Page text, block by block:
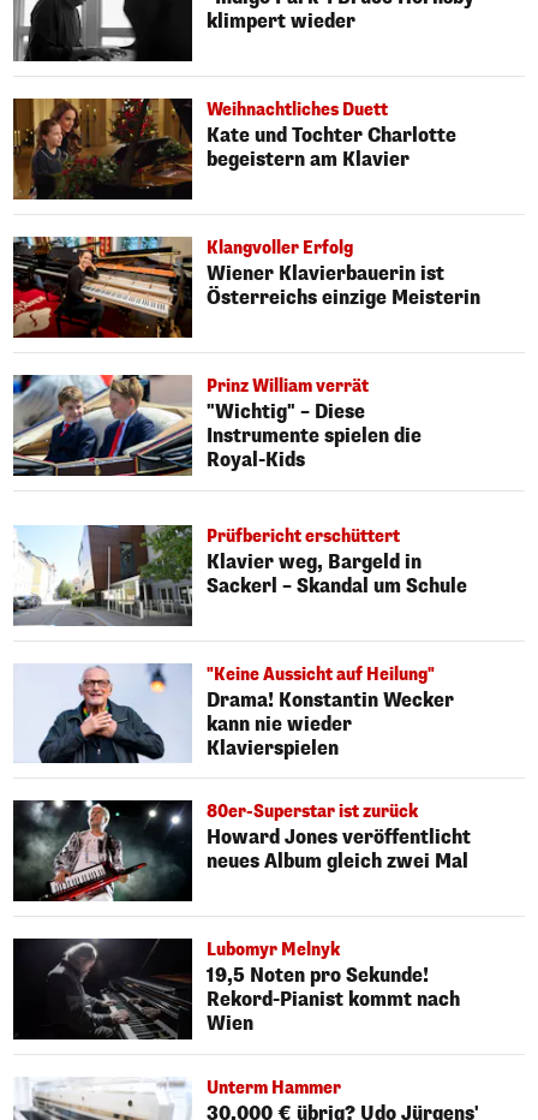
klimpert wieder
Weihnachtliches Duett
Kate und Tochter Charlotte
begeistern am Klavier
Klangvoller Erfolg
Wiener Klavierbauerin ist
Österreichs einzige Meisterin
Prinz William verrät
"Wichtig" – Diese
Instrumente spielen die
Royal-Kids
Prüfbericht erschüttert
Klavier weg, Bargeld in
Sackerl – Skandal um Schule
"Keine Aussicht auf Heilung"
Drama! Konstantin Wecker
kann nie wieder
Klavierspielen
80er-Superstar ist zurück
Howard Jones veröffentlicht
neues Album gleich zwei Mal
Lubomyr Melnyk
19,5 Noten pro Sekunde!
Rekord-Pianist kommt nach
Wien
Unterm Hammer
30.000 € übrig? Udo Jürgens'